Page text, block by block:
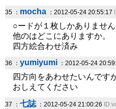
35 ： mocha ：2012-05-24 20:55:17
○ードが１枚しかありません
他のはどこにありますか。
四方絵合わせ済み
36 ： yumiyumi ：2012-05-24
四方向をあわせたいんで
おしえてください
37 ： 七誌：2012-05-24 21:00:26